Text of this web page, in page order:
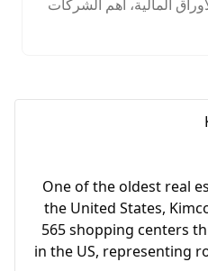
المالية، أهم الشركات
التداول، وخطوات
One of the oldest real
the United States,
565 shopping centers
in the US, representing